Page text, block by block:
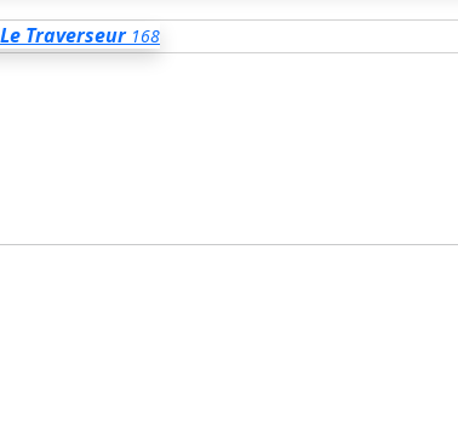
Le Traverseur 168